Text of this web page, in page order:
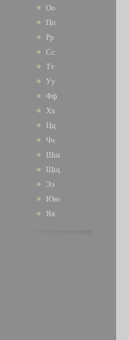
Оо
Пп
Рр
Сс
Тт
Уу
Фф
Хх
Цц
Чч
Шш
Щщ
Ээ
Юю
Яя